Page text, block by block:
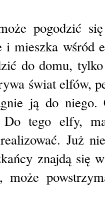
pogodzić
i mieszka wśród
do domu,
świat elfów,
ją do
Do tego elfy,
Już
znajdą się
może